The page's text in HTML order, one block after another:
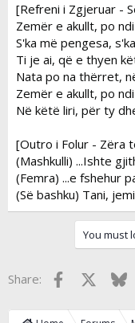
[Refreni i Zgjeruar -
Zemër e akullt, po
S'ka më pengesa,
Ti je ai, që e thyen
Nata po na thërret,
Zemër e akullt, po
Në këtë liri, për ty
[Outro i Folur - Zëra
(Mashkulli) ...Ishte
(Femra) ...e fshehur
(Së bashku) Tani,
You must
Share: Facebook